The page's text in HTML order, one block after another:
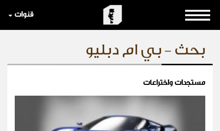
قنوات
بحث - بي ام دبليو
مستجدات واختراعات